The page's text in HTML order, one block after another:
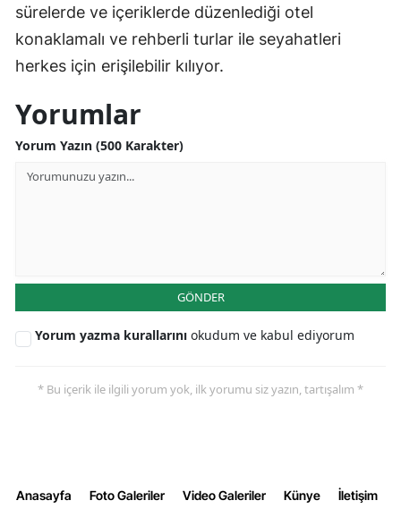
sürelerde ve içeriklerde düzenlediği otel
konaklamalı ve rehberli turlar ile seyahatleri
herkes için erişilebilir kılıyor.
Yorumlar
Yorum Yazın (500 Karakter)
GÖNDER
Yorum yazma kurallarını okudum ve kabul ediyorum
* Bu içerik ile ilgili yorum yok, ilk yorumu siz yazın, tartışalım *
Anasayfa Foto Galeriler Video Galeriler Künye İletişim